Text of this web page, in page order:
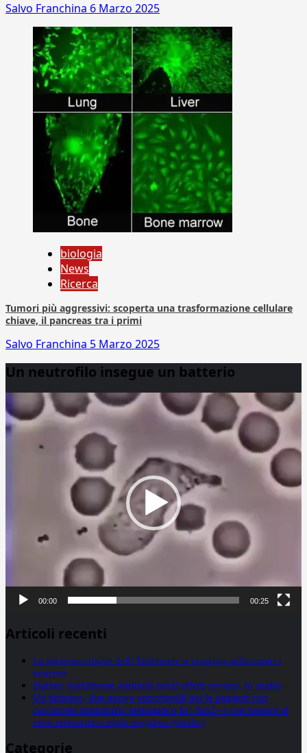
Salvo Franchina 6 Marzo 2025
biologia
News
Ricerca
Tumori più aggressivi: scoperta una trasformazione cellulare
chiave, il pancreas tra i primi
Salvo Franchina 5 Marzo 2025
Un neutrofilo insegue un batterio
Player
00:00 00:25
Articoli recenti
La proteina chiave dell’Alzheimer si propaga utilizzando i
neuroni
Statine: inutilmente attribuiti molti effetti avversi, lo studio
Un farmaco, due nuove opportunità per le pazienti con
carcinoma mammario metastatico hr+/her2- e con tumore al
seno metastatico triplo negativo (mtnbc)
Categorie